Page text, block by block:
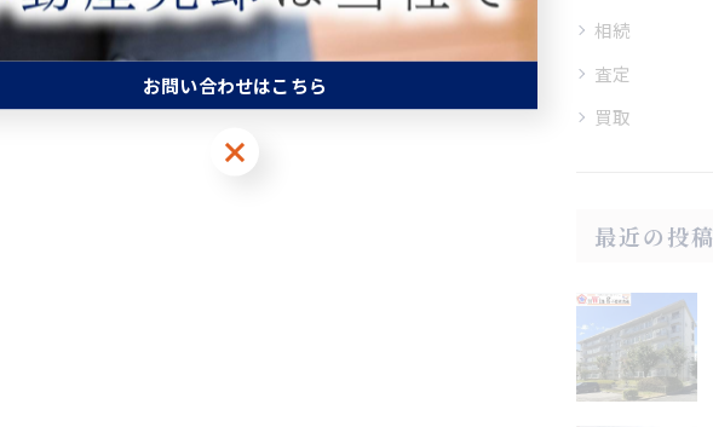
相続
査定
買取
最近の投稿
お問い合わせはこちら
お問い合わせはこちら